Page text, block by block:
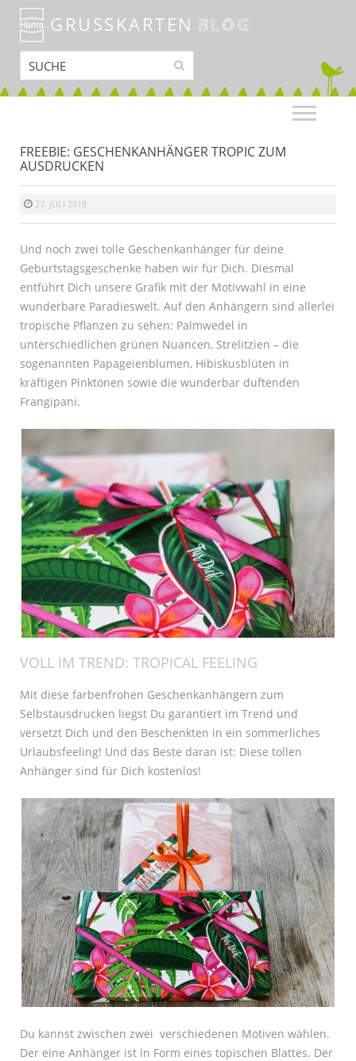
GRUSSKARTEN BLOG
FREEBIE: GESCHENKANHÄNGER TROPIC ZUM
AUSDRUCKEN
27. JULI 2018
Und noch zwei tolle Geschenkanhänger für deine
Geburtstagsgeschenke haben wir für Dich. Diesmal
entführt Dich unsere Grafik mit der Motivwahl in eine
wunderbare Paradieswelt. Auf den Anhängern sind allerlei
tropische Pflanzen zu sehen: Palmwedel in
unterschiedlichen grünen Nuancen, Strelitzien – die
sogenannten Papageienblumen, Hibiskusblüten in
kräftigen Pinktönen sowie die wunderbar duftenden
Frangipani.
VOLL IM TREND: TROPICAL FEELING
Mit diese farbenfrohen Geschenkanhängern zum
Selbstausdrucken liegst Du garantiert im Trend und
versetzt Dich und den Beschenkten in ein sommerliches
Urlaubsfeeling! Und das Beste daran ist: Diese tollen
Anhänger sind für Dich kostenlos!
Du kannst zwischen zwei verschiedenen Motiven wählen.
Der eine Anhänger ist in Form eines topischen Blattes. Der